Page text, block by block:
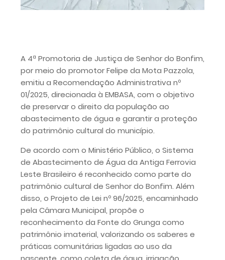
A 4ª Promotoria de Justiça de Senhor do Bonfim,
por meio do promotor Felipe da Mota Pazzola,
emitiu a Recomendação Administrativa nº
01/2025, direcionada à EMBASA, com o objetivo
de preservar o direito da população ao
abastecimento de água e garantir a proteção
do patrimônio cultural do município.
De acordo com o Ministério Público, o Sistema
de Abastecimento de Água da Antiga Ferrovia
Leste Brasileiro é reconhecido como parte do
patrimônio cultural de Senhor do Bonfim. Além
disso, o Projeto de Lei nº 96/2025, encaminhado
pela Câmara Municipal, propõe o
reconhecimento da Fonte do Grunga como
patrimônio imaterial, valorizando os saberes e
práticas comunitárias ligadas ao uso da